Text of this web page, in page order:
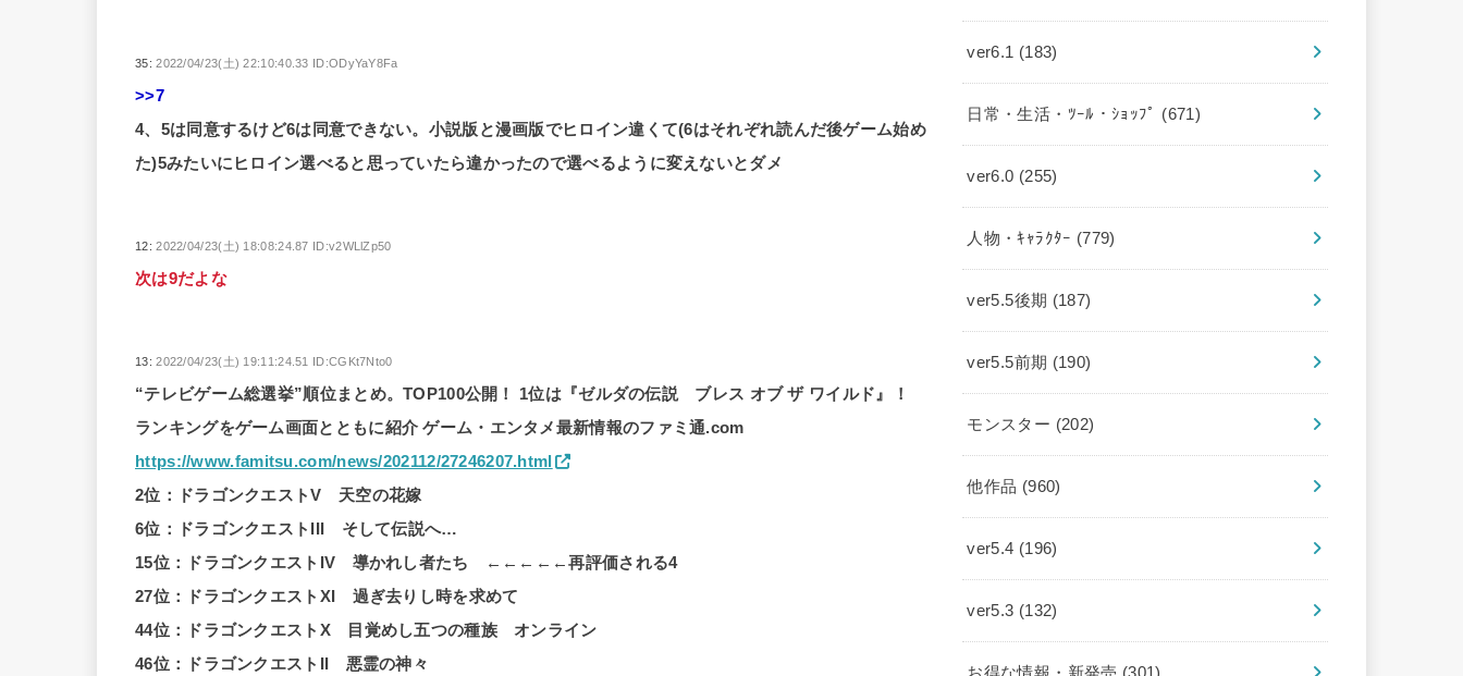
35:2022/04/23(土) 22:10:40.33 ID:ODyYaY8Fa
>>7
4、5は同意するけど6は同意できない。小説版と漫画版でヒロイン違くて(6はそれぞれ読んだ後ゲーム始め
た)5みたいにヒロイン選べると思っていたら違かったので選べるように変えないとダメ
12:2022/04/23(土) 18:08:24.87 ID:v2WLlZp50
次は9だよな
13:2022/04/23(土) 19:11:24.51 ID:CGKt7Nto0
“テレビゲーム総選挙”順位まとめ。TOP100公開！ 1位は『ゼルダの伝説 ブレス オブ ザ ワイルド』！
ランキングをゲーム画面とともに紹介 ゲーム・エンタメ最新情報のファミ通.com
https://www.famitsu.com/news/202112/27246207.html
2位：ドラゴンクエストV 天空の花嫁
6位：ドラゴンクエストIII そして伝説へ…
15位：ドラゴンクエストIV 導かれし者たち ←←←←←再評価される4
27位：ドラゴンクエストXI 過ぎ去りし時を求めて
44位：ドラゴンクエストX 目覚めし五つの種族 オンライン
46位：ドラゴンクエストII 悪霊の神々
ver6.1 (183)
日常・生活・ﾂｰﾙ・ｼｮｯﾌﾟ (671)
ver6.0 (255)
人物・ｷｬﾗｸﾀｰ (779)
ver5.5後期 (187)
ver5.5前期 (190)
モンスター (202)
他作品 (960)
ver5.4 (196)
ver5.3 (132)
お得な情報・新発売 (301)